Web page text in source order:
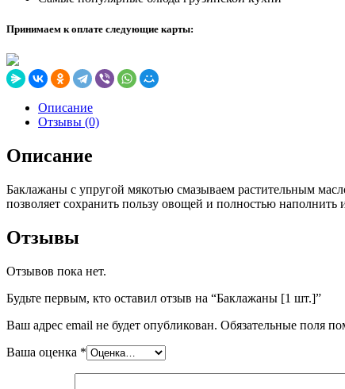
Принимаем к оплате следующие карты:
Описание
Отзывы (0)
Описание
Баклажаны с упругой мякотью смазываем растительным
позволяет сохранить пользу овощей и полностью
Отзывы
Отзывов пока нет.
Будьте первым, кто оставил отзыв на “Баклажаны [1 шт.]”
Ваш адрес email не будет опубликован. Обязательные поля
Ваша оценка *